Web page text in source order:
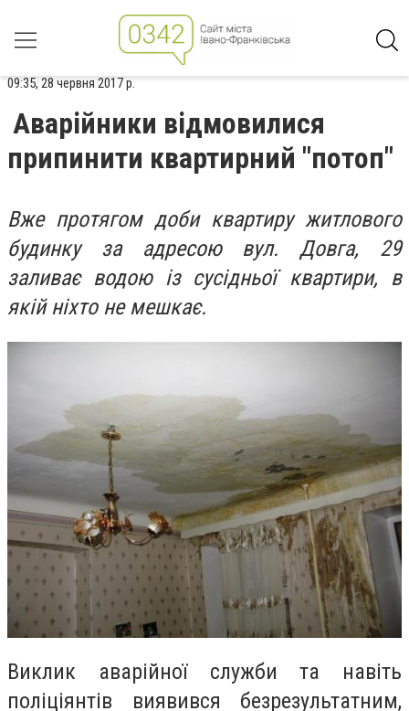
09:35, 28 червня 2017 р.
Аварійники відмовилися
припинити квартирний "потоп"
Вже протягом доби квартиру житлового
будинку за адресою вул. Довга, 29
заливає водою із сусідньої квартири, в
якій ніхто не мешкає.
Виклик аварійної служби та навіть
поліціянтів виявився безрезультатним,